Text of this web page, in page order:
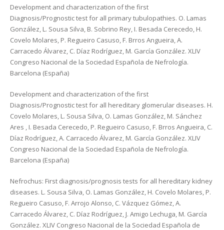
Development and characterization of the first
Diagnosis/Prognostic test for all primary tubulopathies. O. Lamas
González, L. Sousa Silva, B. Sobrino Rey, I. Besada Cerecedo, H.
Covelo Molares, P. Regueiro Casuso, F. Brros Angueira, A.
Carracedo Álvarez, C. Díaz Rodríguez, M. García González. XLIV
Congreso Nacional de la Sociedad Española de Nefrología.
Barcelona (España)
Development and characterization of the first
Diagnosis/Prognostic test for all hereditary glomerular diseases. H.
Covelo Molares, L. Sousa Silva, O. Lamas González, M. Sánchez
Ares , I. Besada Cerecedo, P. Regueiro Casuso, F. Brros Angueira, C.
Díaz Rodríguez, A. Carracedo Álvarez, M. García González. XLIV
Congreso Nacional de la Sociedad Española de Nefrología.
Barcelona (España)
Nefrochus: First diagnosis/prognosis tests for all hereditary kidney
diseases. L. Sousa Silva, O. Lamas González, H. Covelo Molares, P.
Regueiro Casuso, F. Arrojo Alonso, C. Vázquez Gómez, A.
Carracedo Álvarez, C. Díaz Rodríguez, J. Amigo Lechuga, M. García
González. XLIV Congreso Nacional de la Sociedad Española de